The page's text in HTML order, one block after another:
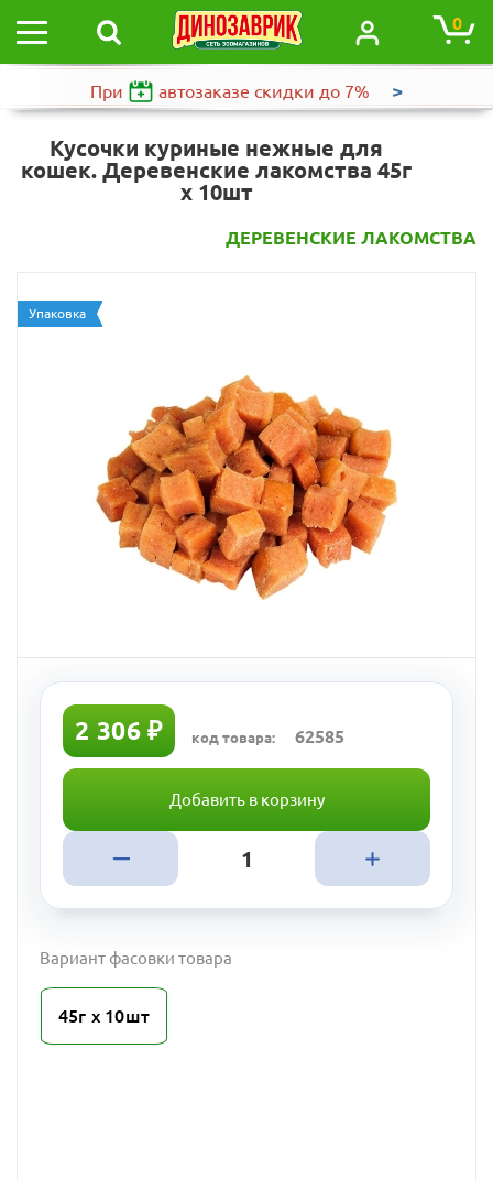
0
При автозаказе скидки до 7% >
Кусочки куриные нежные для
кошек. Деревенские лакомства 45г
х 10шт
ДЕРЕВЕНСКИЕ ЛАКОМСТВА
Упаковка
2 306 ₽ код товара: 62585
Добавить в корзину
Вариант фасовки товара
45г х 10шт